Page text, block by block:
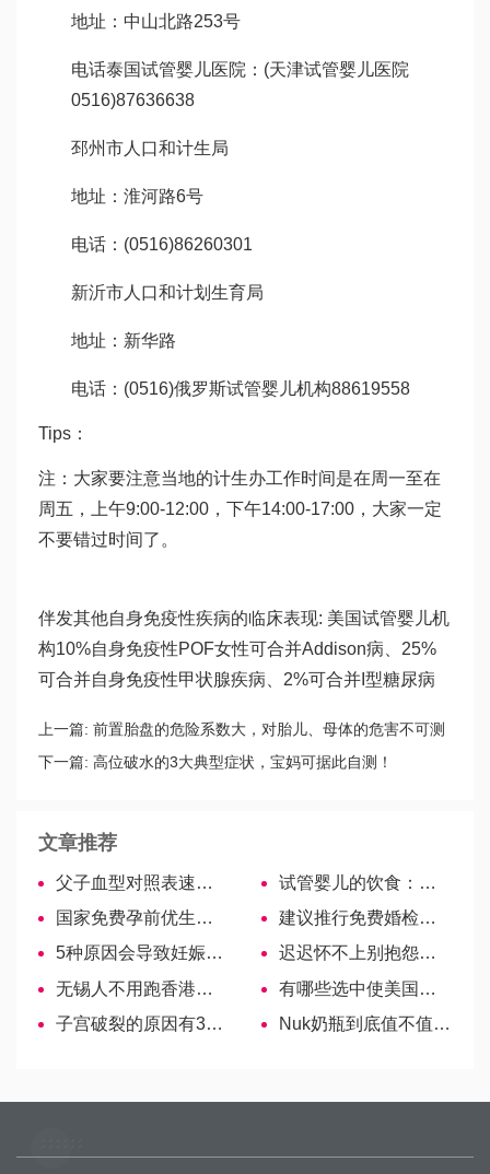
地址：中山北路253号
电话泰国试管婴儿医院 ：(天津试管婴儿医院
0516)87636638
邳州市人口和计生局
地址：淮河路6号
电话：(0516)86260301
新沂市人口和计划生育局
地址：新华路
电话：(0516)俄罗斯试管婴儿机构88619558
Tips：
注：大家要注意当地的计生办工作时间是在周一至在
周五，上午9:00-12:00，下午14:00-17:00，大家一定
不要错过时间了。
伴发其他自身免疫性疾病的临床表现: 美国试管婴儿机
构10%自身免疫性POF女性可合并Addison病、25%
可合并自身免疫性甲状腺疾病、2%可合并I型糖尿病
上一篇: 前置胎盘的危险系数大，对胎儿、母体的危害不可测
下一篇: 高位破水的3大典型症状，宝妈可据此自测！
文章推荐
父子血型对照表速看,教你一招准确辨别亲生
试管婴儿的饮食：孕妇便秘怎么办?
国家免费孕前优生检查系统开通！赶紧看看有啥检查项目
建议推行免费婚检，有效预防出生缺陷
5种原因会导致妊娠月经，发生概率没你想象中那么低
迟迟怀不上别抱怨了，备孕方法有误再努力都难
无锡人不用跑香港了！hpv疫苗本地也能打啦！
有哪些选中使美国生子成为一种风尚呢?
子宫破裂的原因有3大类，瘢痕、分娩不当是重要因素
Nuk奶瓶到底值不值得买？看这里